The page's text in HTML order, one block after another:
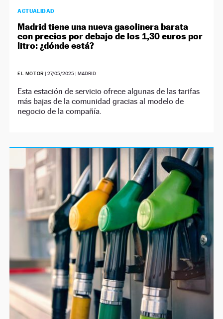
ACTUALIDAD
Madrid tiene una nueva gasolinera barata
con precios por debajo de los 1,30 euros por
litro: ¿dónde está?
EL MOTOR | 27/05/2025| MADRID
Esta estación de servicio ofrece algunas de las tarifas
más bajas de la comunidad gracias al modelo de
negocio de la compañía.